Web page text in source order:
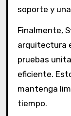
soporte y
Finalmente,
arquitectura
pruebas
eficiente.
mantenga
tiempo.